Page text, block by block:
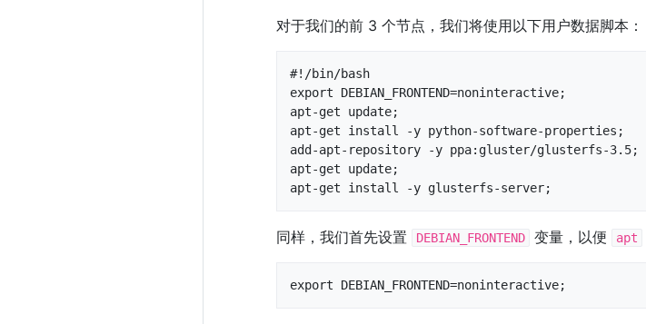
对于我们的前 3 个节点，我们将使用以下用户数据脚本：
#!/bin/bash
export DEBIAN_FRONTEND=noninteractive;
apt-get update;
apt-get install -y python-software-properties;
add-apt-repository -y ppa:gluster/glusterfs-3.5;
apt-get update;
apt-get install -y glusterfs-server;
同样，我们首先设置 DEBIAN_FRONTEND 变量，以便 apt
export DEBIAN_FRONTEND=noninteractive;